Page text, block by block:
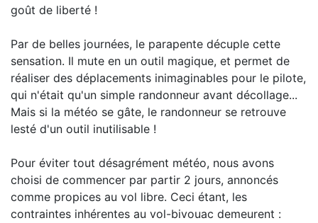
goût de liberté !
Par de belles journées, le parapente décuple cette
sensation. Il mute en un outil magique, et permet de
réaliser des déplacements inimaginables pour le pilote,
qui n'était qu'un simple randonneur avant décollage...
Mais si la météo se gâte, le randonneur se retrouve
lesté d'un outil inutilisable !
Pour éviter tout désagrément météo, nous avons
choisi de commencer par partir 2 jours, annoncés
comme propices au vol libre. Ceci étant, les
contraintes inhérentes au vol-bivouac demeurent :